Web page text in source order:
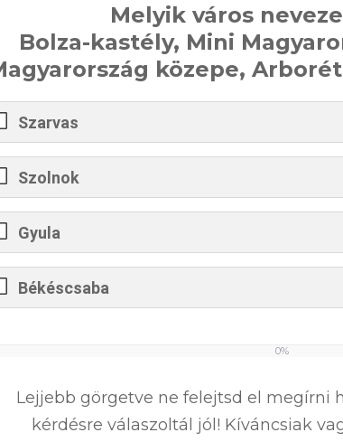
Melyik város
Bolza-kastély, Mini
közepe,
Szarvas
Szolnok
Gyula
Békéscsaba
0%
Lejjebb görgetve ne felejtsd el megírni
kérdésre válaszoltál jól! Kíváncsiak